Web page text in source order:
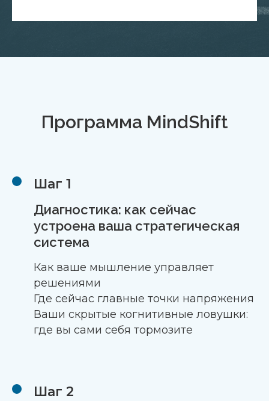
Программа MindShift
Шаг 1
Диагностика: как сейчас
устроена ваша стратегическая
система
Как ваше мышление управляет
решениями
Где сейчас главные точки напряжения
Ваши скрытые когнитивные ловушки:
где вы сами себя тормозите
Шаг 2